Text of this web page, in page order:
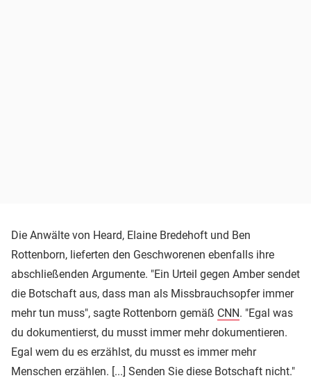
Die Anwälte von Heard, Elaine Bredehoft und Ben
Rottenborn, lieferten den Geschworenen ebenfalls ihre
abschließenden Argumente. "Ein Urteil gegen Amber sendet
die Botschaft aus, dass man als Missbrauchsopfer immer
mehr tun muss", sagte Rottenborn gemäß CNN. "Egal was
du dokumentierst, du musst immer mehr dokumentieren.
Egal wem du es erzählst, du musst es immer mehr
Menschen erzählen. [...] Senden Sie diese Botschaft nicht."